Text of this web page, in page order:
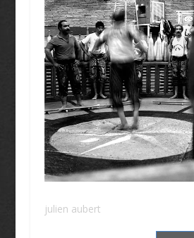
julien aubert